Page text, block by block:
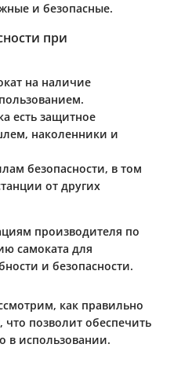
и безопасные.
при
на наличие
есть защитное
наколенники и
безопасности, в том
от других
производителя по
самоката для
и безопасности.
как правильно
что позволит обеспечить
в использовании.